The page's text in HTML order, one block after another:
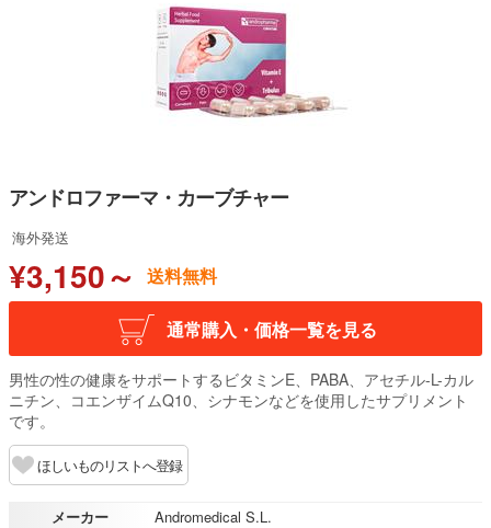
アンドロファーマ・カーブチャー
海外発送
¥3,150～ 送料無料
通常購入・価格一覧を見る
男性の性の健康をサポートするビタミンE、PABA、アセチル-L-カル
ニチン、コエンザイムQ10、シナモンなどを使用したサプリメント
です。
ほしいものリストへ登録
メーカー
Andromedical S.L.